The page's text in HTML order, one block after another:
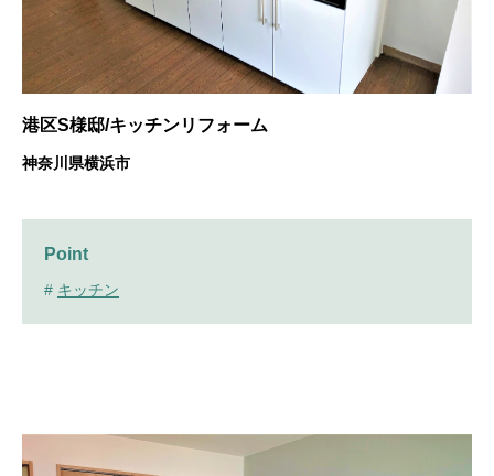
港区S様邸/キッチンリフォーム
神奈川県横浜市
Point
# キッチン